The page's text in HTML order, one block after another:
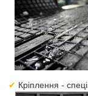
Кріплення -